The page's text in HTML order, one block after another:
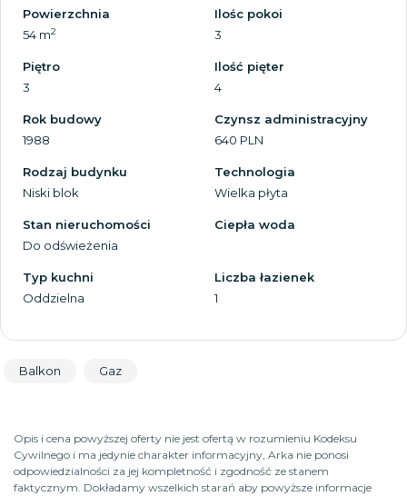
Powierzchnia
54 m2
Ilośc pokoi
3
Piętro
3
Ilość pięter
4
Rok budowy
1988
Czynsz administracyjny
640 PLN
Rodzaj budynku
Niski blok
Technologia
Wielka płyta
Stan nieruchomości
Do odświeżenia
Ciepła woda
Typ kuchni
Oddzielna
Liczba łazienek
1
Balkon Gaz
Opis i cena powyższej oferty nie jest ofertą w rozumieniu Kodeksu
Cywilnego i ma jedynie charakter informacyjny, Arka nie ponosi
odpowiedzialności za jej kompletność i zgodność ze stanem
faktycznym. Dokładamy wszelkich starań aby powyższe informacje